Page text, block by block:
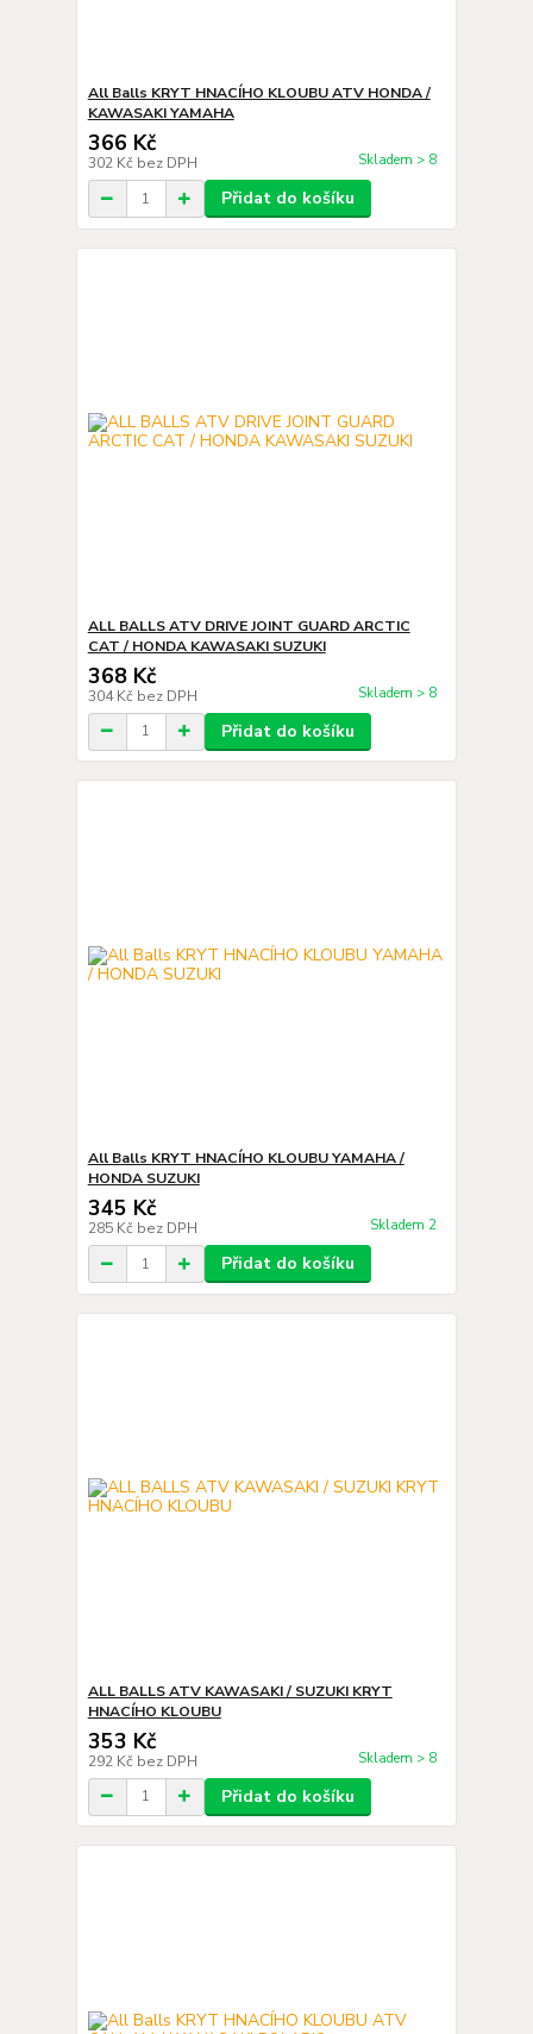
All Balls KRYT HNACÍHO KLOUBU ATV HONDA /
KAWASAKI YAMAHA
366 Kč
302 Kč bez DPH Skladem > 8
Přidat do košíku
ALL BALLS ATV DRIVE JOINT GUARD ARCTIC
CAT / HONDA KAWASAKI SUZUKI
368 Kč
304 Kč bez DPH Skladem > 8
Přidat do košíku
All Balls KRYT HNACÍHO KLOUBU YAMAHA /
HONDA SUZUKI
345 Kč
285 Kč bez DPH Skladem 2
Přidat do košíku
ALL BALLS ATV KAWASAKI / SUZUKI KRYT
HNACÍHO KLOUBU
353 Kč
292 Kč bez DPH Skladem > 8
Přidat do košíku